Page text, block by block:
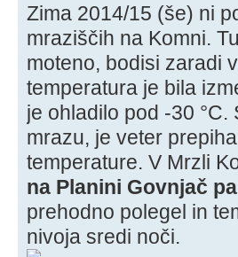
Zima 2014/15 (še) ni
mraziščih na Komni.
moteno, bodisi zaradi
temperatura je bila
je ohladilo pod -30
mrazu, je veter
temperature. V Mrzli
na Planini Govnjač
prehodno polegel in
nivoja sredi noči.